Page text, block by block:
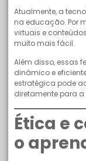
Atualmente, a
na educação. Por
virtuais e
muito mais fácil.
Além disso, essas
dinâmico e
estratégica pode
diretamente para
Ética e
o